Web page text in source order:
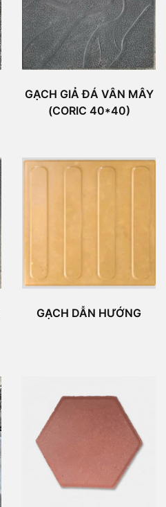
GẠCH GIẢ ĐÁ VÂN MÂY
(CORIC 40*40)
GẠCH DẪN HƯỚNG